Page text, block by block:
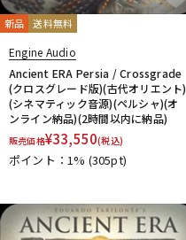
新品 送料無料
Engine Audio
Ancient ERA Persia / Crossgrade
(クロスグレード版)(古代オリエント)
(シネマティック音源)(ペルシャ)(オ
ンライン納品)(2時間以内に納品)
販売価格¥33,550(税込)
ポイント：1% (305pt)